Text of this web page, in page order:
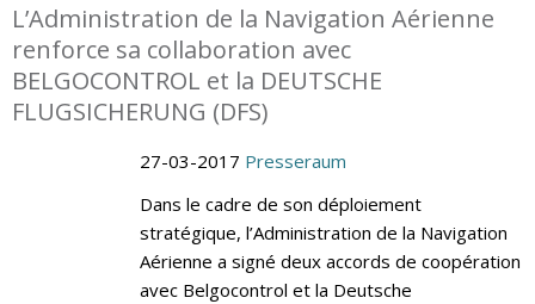
L’Administration de la Navigation Aérienne
renforce sa collaboration avec
BELGOCONTROL et la DEUTSCHE
FLUGSICHERUNG (DFS)
27-03-2017 Presseraum
Dans le cadre de son déploiement
stratégique, l’Administration de la Navigation
Aérienne a signé deux accords de coopération
avec Belgocontrol et la Deutsche